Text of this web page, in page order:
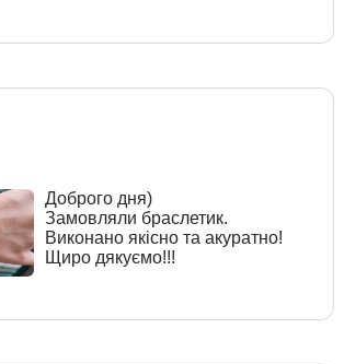
Доброго дня)
Замовляли браслетик.
Виконано якісно та акуратно!
Щиро дякуємо!!!